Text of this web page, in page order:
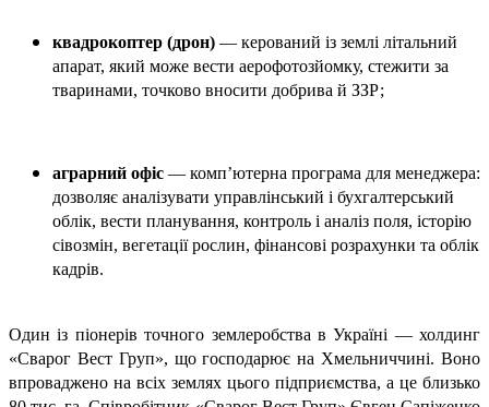
квадрокоптер (дрон) — керований із землі літальний
апарат, який може вести аерофотозйомку, стежити за
тваринами, точково вносити добрива й ЗЗР;
аграрний офіс — комп’ютерна програма для менеджера:
дозволяє аналізувати управлінський і бухгалтерський
облік, вести планування, контроль і аналіз поля, історію
сівозмін, вегетації рослин, фінансові розрахунки та облік
кадрів.
Один із піонерів точного землеробства в Україні — холдинг
«Сварог Вест Груп», що господарює на Хмельниччині. Воно
впроваджено на всіх землях цього підприємства, а це близько